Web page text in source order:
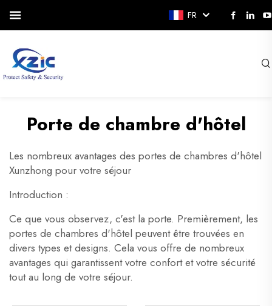
FR
Porte de chambre d'hôtel
Les nombreux avantages des portes de chambres d'hôtel
Xunzhong pour votre séjour
Introduction :
Ce que vous observez, c'est la porte. Premièrement, les
portes de chambres d'hôtel peuvent être trouvées en
divers types et designs. Cela vous offre de nombreux
avantages qui garantissent votre confort et votre sécurité
tout au long de votre séjour.